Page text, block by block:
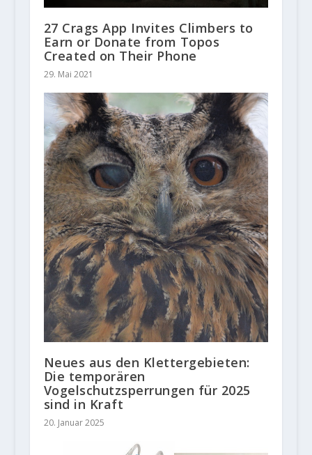
27 Crags App Invites Climbers to
Earn or Donate from Topos
Created on Their Phone
29. Mai 2021
Neues aus den Klettergebieten:
Die temporären
Vogelschutzsperrungen für 2025
sind in Kraft
20. Januar 2025